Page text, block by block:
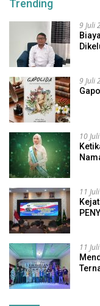
Trending
9 Juli
9 Juli
10
11
11